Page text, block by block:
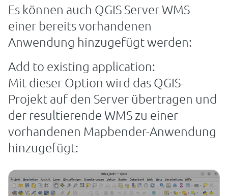
Es können auch QGIS Server WMS
einer bereits vorhandenen
Anwendung hinzugefügt werden:
Add to existing application:
Mit dieser Option wird das QGIS-
Projekt auf den Server übertragen und
der resultierende WMS zu einer
vorhandenen Mapbender-Anwendung
hinzugefügt: